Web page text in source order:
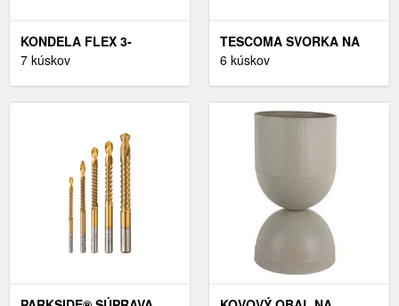
KONDELA FLEX 3-
ZÓNOVÝ LAMELOVÝ
7 kúskov
TESCOMA SVORKA NA
VRECKÁ PRESTO 6 CM, 6
6 kúskov